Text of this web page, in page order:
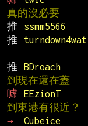
真的沒必要
推
ssmm5566
推
turndown4wat
推
BDroach
到現在還在蓋
噓
EEzionT
到東港有很近？
→
Cubeice